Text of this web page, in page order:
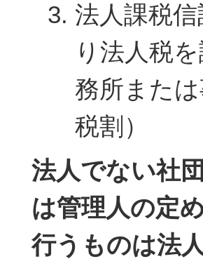
法人課税
り法人税
務所また
税割）
法人でない社
は管理人の定
行うものは法